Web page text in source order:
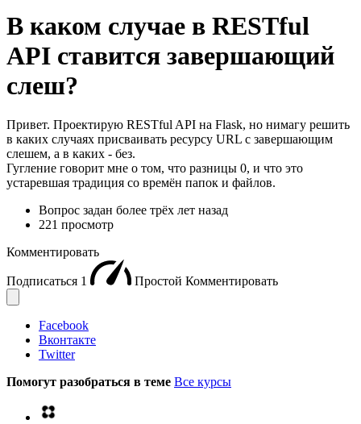
В каком случае в RESTful
API ставится завершающий
слеш?
Привет. Проектирую RESTful API на Flask, но нимагу решить
в каких случаях присваивать ресурсу URL с завершающим
слешем, а в каких - без.
Гугление говорит мне о том, что разницы 0, и что это
устаревшая традиция со времён папок и файлов.
Вопрос задан более трёх лет назад
221 просмотр
Комментировать
Подписаться 1 Простой Комментировать
Facebook
Вконтакте
Twitter
Помогут разобраться в теме Все курсы